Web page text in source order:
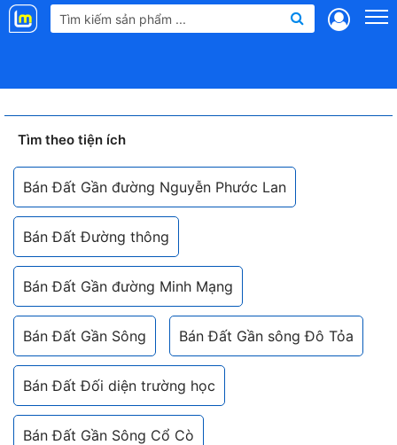
Landmap
Tìm theo tiện ích
Bán Đất Gần đường Nguyễn Phước Lan
Bán Đất Đường thông
Bán Đất Gần đường Minh Mạng
Bán Đất Gần Sông Bán Đất Gần sông Đô Tỏa
Bán Đất Đối diện trường học
Bán Đất Gần Sông Cổ Cò